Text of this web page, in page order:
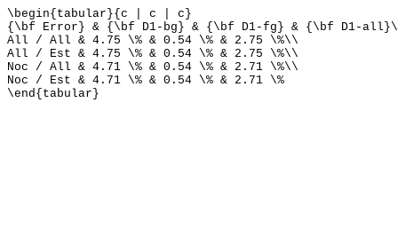
\begin{tabular}{c | c | c}
{\bf Error} & {\bf D1-bg} & {\bf D1-fg} & {\bf D1-
All / All & 4.75 \% & 0.54 \% & 2.75 \%\\
All / Est & 4.75 \% & 0.54 \% & 2.75 \%\\
Noc / All & 4.71 \% & 0.54 \% & 2.71 \%\\
Noc / Est & 4.71 \% & 0.54 \% & 2.71 \%
\end{tabular}